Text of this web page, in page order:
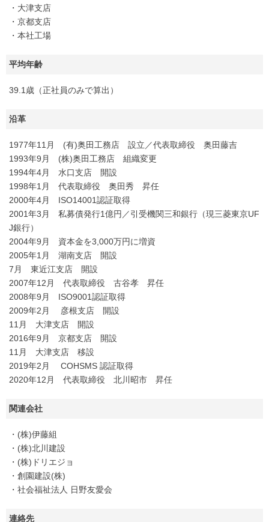
・大津支店
・京都支店
・本社工場
平均年齢
39.1歳（正社員のみで算出）
沿革
1977年11月 (有)奥田工務店 設立／代表取締役 奥田藤吉
1993年9月 (株)奥田工務店 組織変更
1994年4月 水口支店 開設
1998年1月 代表取締役 奥田秀 昇任
2000年4月 ISO14001認証取得
2001年3月 私募債発行1億円／引受機関三和銀行（現三菱東京UF
J銀行）
2004年9月 資本金を3,000万円に増資
2005年1月 湖南支店 開設
7月 東近江支店 開設
2007年12月 代表取締役 古谷孝 昇任
2008年9月 ISO9001認証取得
2009年2月 彦根支店 開設
11月 大津支店 開設
2016年9月 京都支店 開設
11月 大津支店 移設
2019年2月 COHSMS 認証取得
2020年12月 代表取締役 北川昭市 昇任
関連会社
・(株)伊藤組
・(株)北川建設
・(株)ドリエジョ
・創園建設(株)
・社会福祉法人 日野友愛会
連絡先